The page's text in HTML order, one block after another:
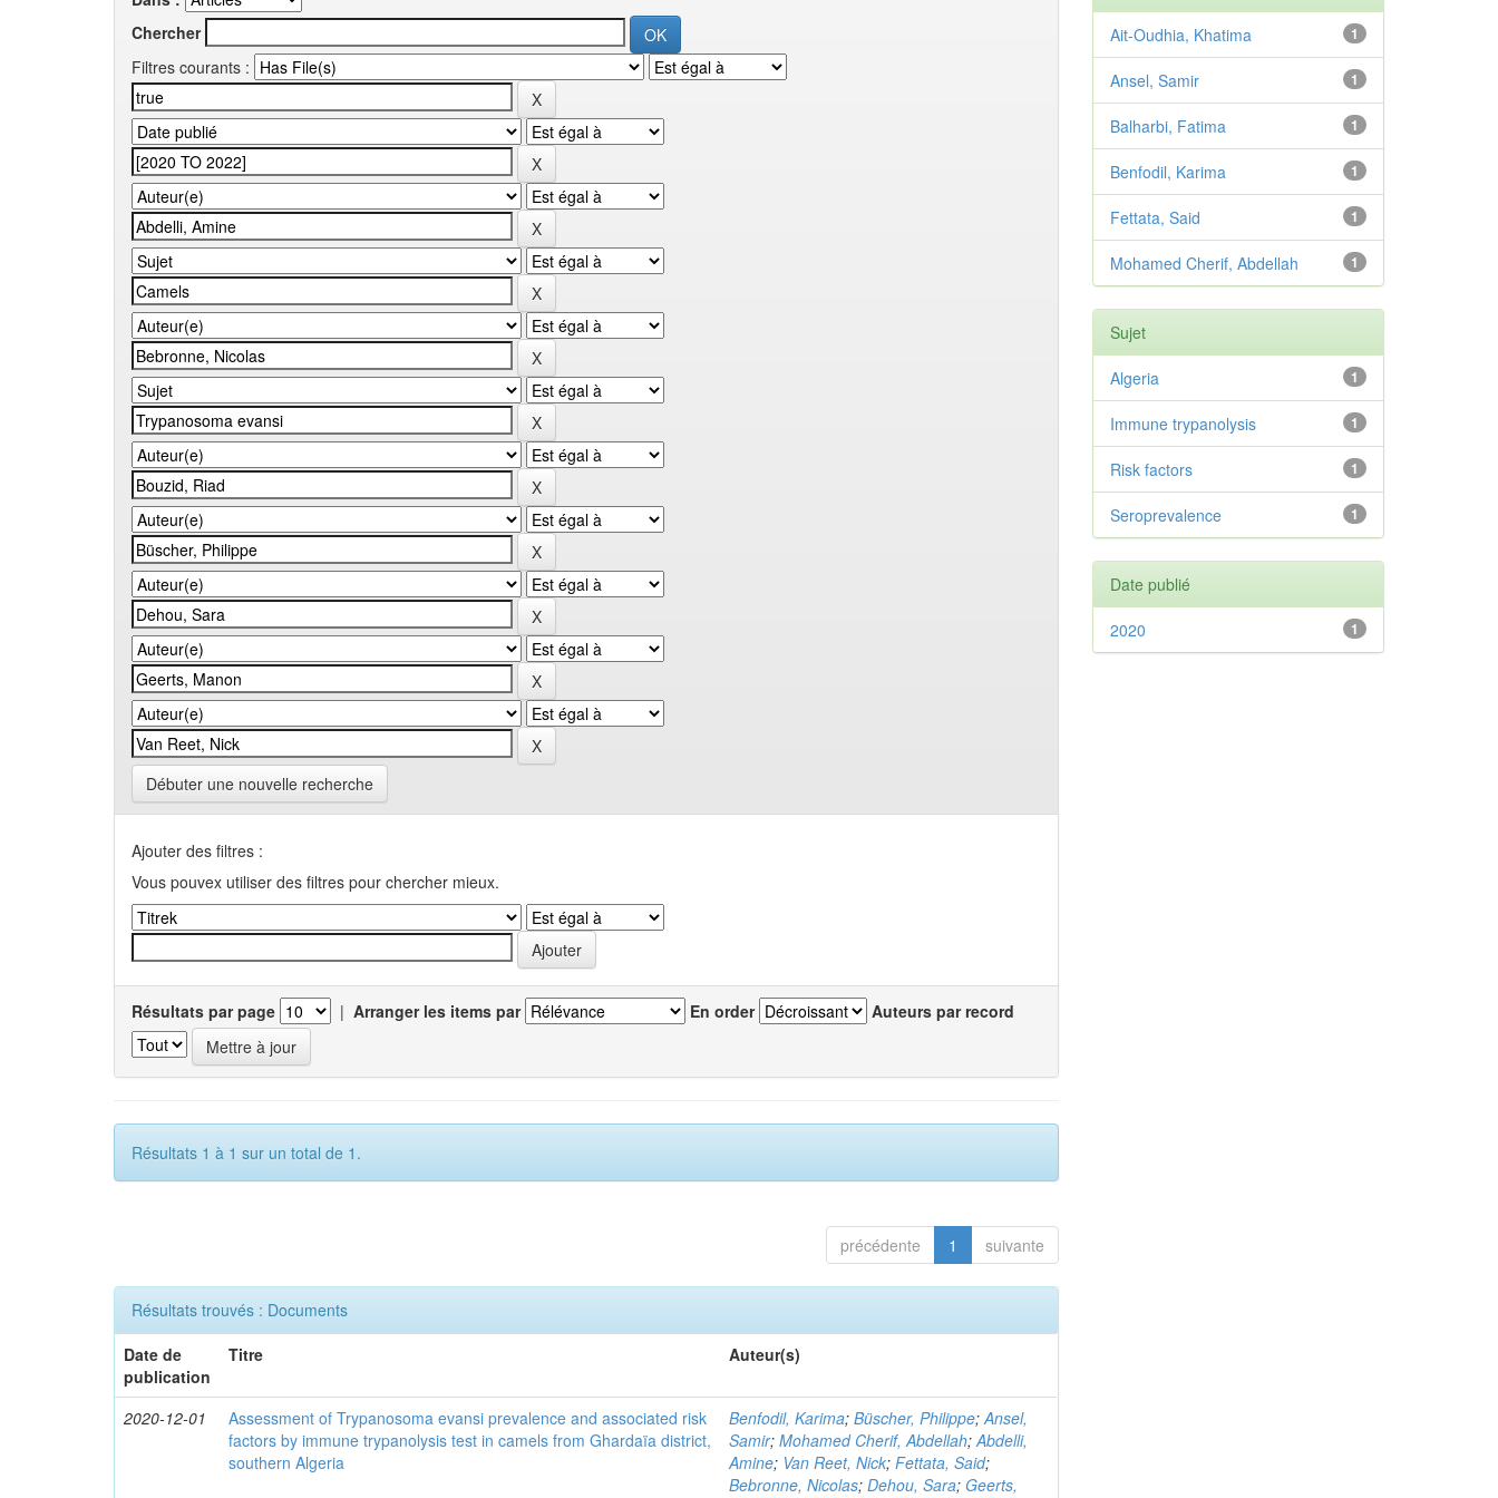
Chercher
Filtres courants :
Débuter une nouvelle recherche
Ajouter des filtres :
Vous pouvex utiliser des filtres pour chercher mieux.
Résultats par page | Arranger les items par En order Auteurs par record
Résultats 1 à 1 sur un total de 1.
précédente 1 suivante
Résultats trouvés : Documents
Date de
publication
Titre Auteur(s)
2020-12-01
Assessment of Trypanosoma evansi prevalence and associated risk
factors by immune trypanolysis test in camels from Ghardaïa district,
southern Algeria
Benfodil, Karima;Büscher, Philippe;Ansel,
Samir;Mohamed Cherif, Abdellah;Abdelli,
Amine; Van Reet, Nick;Fettata, Said;
Bebronne, Nicolas;Dehou, Sara; Geerts,
1
Ait-Oudhia, Khatima
1
Ansel, Samir
1
Balharbi, Fatima
1
Benfodil, Karima
1
Fettata, Said
1
Mohamed Cherif, Abdellah
Sujet
1
Algeria
1
Immune trypanolysis
1
Risk factors
1
Seroprevalence
Date publié
1
2020